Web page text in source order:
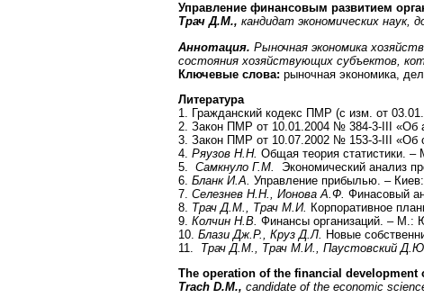
Управление финансовым развитием
Трач Д.М., кандидат экономических
Аннотация. Рыночная экономика
состояния хозяйствующих субъектов,
Ключевые слова: рыночная экономика,
Литература
1. Гражданский кодекс ПМР (с изм. от
2. Закон ПМР от 10.01.2004 № 384-3-III «Об
3. Закон ПМР от 10.07.2002 № 153-3-III «Об
4. Ряузов Н.Н. Общая теория статистики. –
5. Самкнуло Г.М.
Экономический анализ
6. Бланк И.А. Управление прибылью. –
7. Селезнев Н.Н., Ионова А.Ф. Финасовый
8. Трач Д.М., Трач М.И. Корпоративное
9. Колчин Н.В. Финансы организаций. –
10. Блази Дж.Р., Круз Д.Л. Новые
11. Трач Д.М., Трач М.И., Паустовский
The operation of the financial
Trach D.M., candidate of the economic